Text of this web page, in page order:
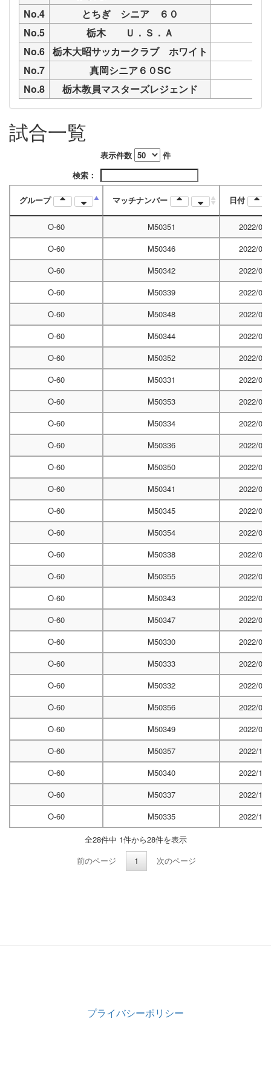
No.4
とちぎ シニア ６０
No.5
栃木 Ｕ．Ｓ．Ａ
No.6 栃木大昭サッカークラブ ホワイト
No.7
真岡シニア６０SC
No.8
栃木教員マスターズレジェンド
試合一覧
表示件数
件
検索：
グループ マッチナンバー 日付
O-60 M50351
2022/04/
O-60
M50346
2022/04/
O-60
M50342
2022/04/
O-60
M50339
2022/04/
O-60
M50348
2022/06/
O-60
M50344
2022/06/
O-60
M50352
2022/06/
O-60
M50331
2022/06/
O-60
M50353
2022/06/
O-60
M50334
2022/06/
O-60
M50336
2022/06/
O-60
M50350
2022/06/
O-60
M50341
2022/07/
O-60
M50345
2022/07/
O-60
M50354
2022/07/
O-60
M50338
2022/07/
O-60
M50355
2022/07/
O-60
M50343
2022/07/
O-60
M50347
2022/07/
O-60
M50330
2022/07/
O-60
M50333
2022/09/
O-60
M50332
2022/09/
O-60
M50356
2022/09/
O-60
M50349
2022/09/
O-60
M50357
2022/10/
O-60
M50340
2022/10/
O-60
M50337
2022/10/
O-60
M50335
2022/10/
全28件中 1件から28件を表示
前のページ
1 次のページ
プライバシーポリシー